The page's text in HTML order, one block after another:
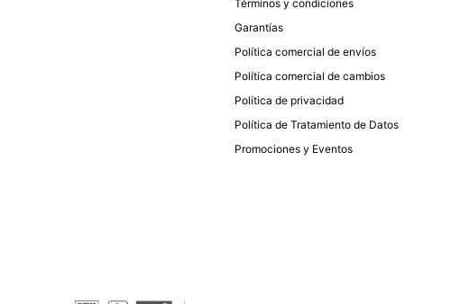
Términos y condiciones
Garantías
Política comercial de envíos
Política comercial de cambios
Política de privacidad
Política de Tratamiento de Datos
Promociones y Eventos